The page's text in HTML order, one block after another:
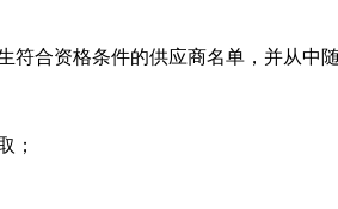
资格条件的供应商名单，并从中随
；